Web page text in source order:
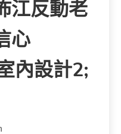
江反動老
心
內設計2;